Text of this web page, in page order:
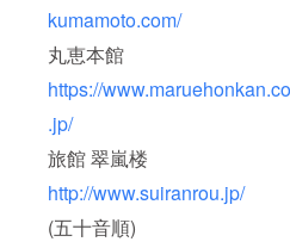
kumamoto.com/
丸恵本館
https://www.maruehonkan.co
.jp/
旅館 翠嵐楼
http://www.suiranrou.jp/
(五十音順)